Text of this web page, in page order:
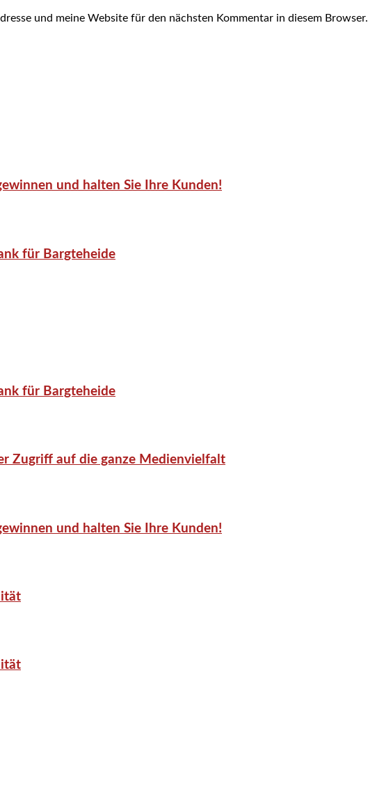
und meine Website für den nächsten Kommentar in diesem Browser.
und halten Sie Ihre Kunden!
für Bargteheide
für Bargteheide
Zugriff auf die ganze Medienvielfalt
und halten Sie Ihre Kunden!